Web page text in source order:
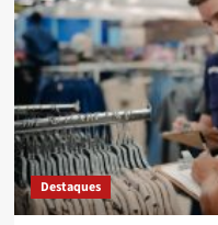
Destaques